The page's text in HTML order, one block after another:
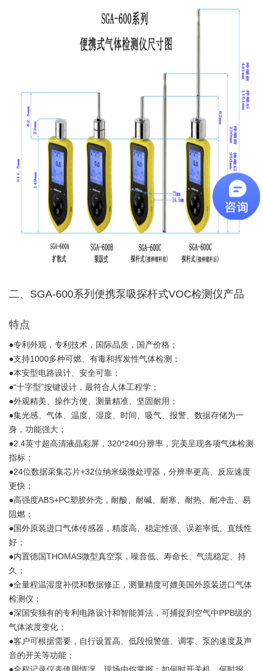
二、SGA-600系列便携泵吸探杆式VOC检测仪产品
特点
●专利外观，专利技术，国际品质，国产价格；
●支持1000多种可燃、有毒和挥发性气体检测；
●本安型电路设计、安全可靠；
●“十字型”按键设计，最符合人体工程学；
●外观精美、操作方便、测量精准、坚固耐用；
●集光感、气体、温度、湿度、时间、吸气、报警、数据存储为一
身，功能强大；
●2.4英寸超高清液晶彩屏，320*240分辨率，完美呈现各项气体检测
指标；
●24位数据采集芯片+32位纳米级微处理器，分辨率更高、反应速度
更快；
●高强度ABS+PC塑胶外壳，耐酸、耐碱、耐寒、耐热、耐冲击、易
阻燃；
●国外原装进口气体传感器，精度高、稳定性强、误差率低、直线性
好；
●内置德国THOMAS微型真空泵，噪音低、寿命长、气流稳定、持
久；
●全量程温湿度补偿和数据修正，测量精度可媲美国外原装进口气体
检测仪；
●深国安独有的专利电路设计和智能算法，可捕捉到空气中PPB级的
气体浓度变化；
●客户可根据需要，自行设置高、低段报警值、调零、泵的速度及声
音的开关等功能；